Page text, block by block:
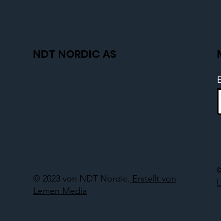
NDT NORDIC AS
© 2023 von NDT Nordic. Erstellt von
Lemen Media